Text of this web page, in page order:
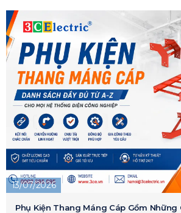
13/07/2026
Phụ Kiện Thang Máng Cáp Gồm Những